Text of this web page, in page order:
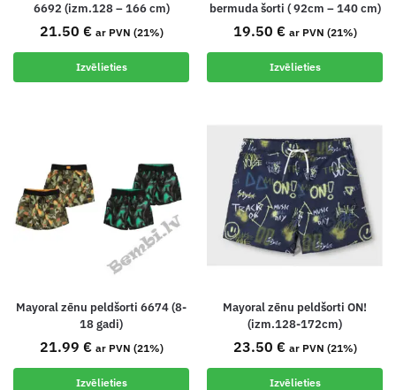
6692 (izm.128 – 166 cm)
21.50 € ar PVN (21%)
Izvēlieties
bermuda šorti ( 92cm – 140 cm)
19.50 € ar PVN (21%)
Izvēlieties
Mayoral zēnu peldšorti 6674 (8-
18 gadi)
21.99 € ar PVN (21%)
Izvēlieties
Mayoral zēnu peldšorti ON!
(izm.128-172cm)
23.50 € ar PVN (21%)
Izvēlieties